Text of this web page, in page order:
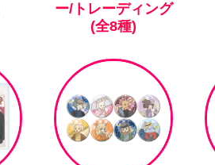
ー/トレーディング
(全8種)